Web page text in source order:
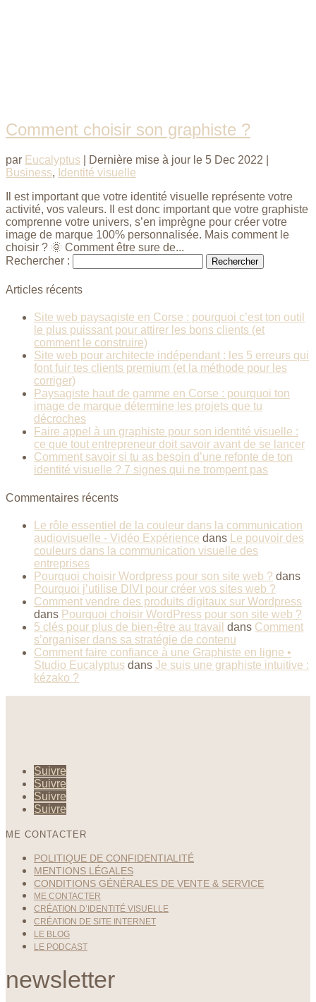
Comment choisir son graphiste ?
par Eucalyptus Dernière mise à jour le 5 Dec 2022
Business, Identité visuelle
Il est important que votre identité visuelle représente votre
activité, vos valeurs. Il est donc important que votre graphiste
comprenne votre univers, s’en imprègne pour créer votre
image de marque 100% personnalisée. Mais comment le
choisir ? 🌞 Comment être sure de...
Rechercher :
Articles récents
Site web paysagiste en Corse : pourquoi c’est ton outil
le plus puissant pour attirer les bons clients (et
comment le construire)
Site web pour architecte indépendant : les 5 erreurs qui
font fuir tes clients premium (et la méthode pour les
corriger)
Paysagiste haut de gamme en Corse : pourquoi ton
image de marque détermine les projets que tu
décroches
Faire appel à un graphiste pour son identité visuelle :
ce que tout entrepreneur doit savoir avant de se lancer
Comment savoir si tu as besoin d’une refonte de ton
identité visuelle ? 7 signes qui ne trompent pas
Commentaires récents
Le rôle essentiel de la couleur dans la communication
audiovisuelle - Vidéo Expérience dans
Le pouvoir des
couleurs dans la communication visuelle des
entreprises
Pourquoi choisir Wordpress pour son site web ? dans
Pourquoi j’utilise DIVI pour créer vos sites web ?
Comment vendre des produits digitaux sur Wordpress
dans Pourquoi choisir WordPress pour son site web ?
5 clés pour plus de bien-être au travail dans Comment
s’organiser dans sa stratégie de contenu
Comment faire confiance à une Graphiste en ligne •
Studio Eucalyptus dans Je suis une graphiste intuitive :
kézako ?
Suivre
Suivre
Suivre
Suivre
ME CONTACTER
POLITIQUE DE CONFIDENTIALITÉ
MENTIONS LÉGALES
CONDITIONS GÉNÉRALES DE VENTE & SERVICE
ME CONTACTER
CRÉATION D’IDENTITÉ VISUELLE
CRÉATION DE SITE INTERNET
LE BLOG
LE PODCAST
newsletter